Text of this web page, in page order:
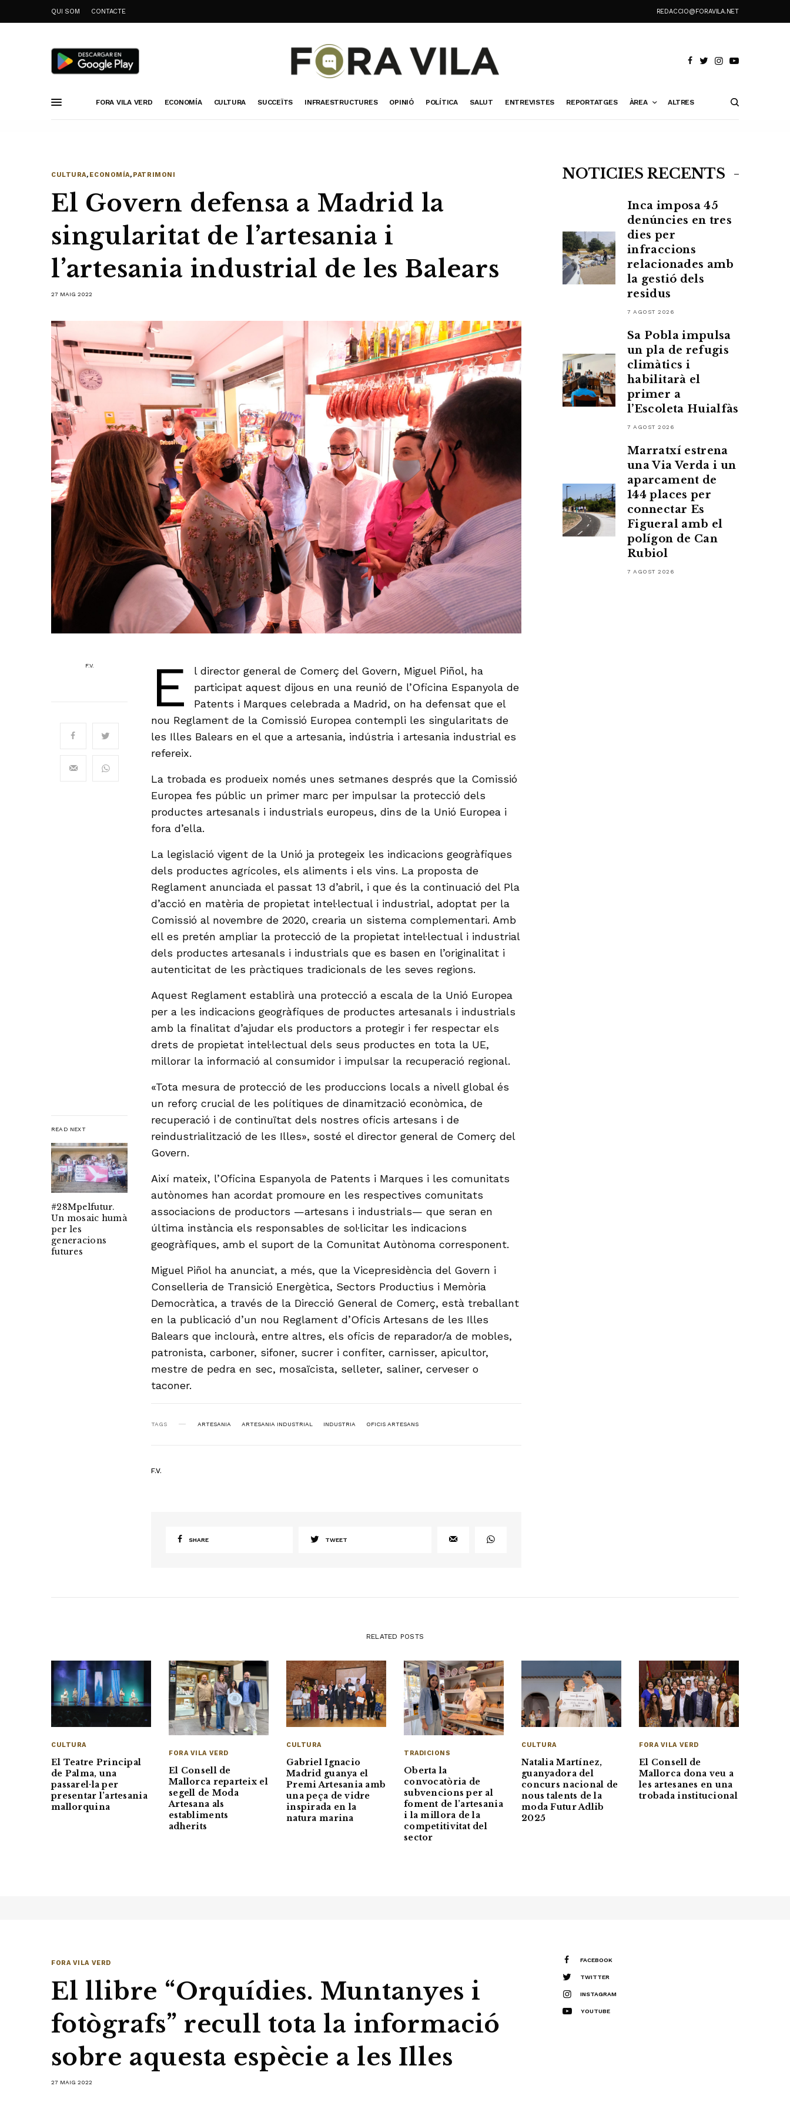
QUI SOM CONTACTE REDACCIO@FORAVILA.NET
FORA VILA VERD ECONOMÍA CULTURA SUCCEÏTS INFRAESTRUCTURES OPINIÓ POLÍTICA SALUT ENTREVISTES REPORTATGES ÀREA ALTRES
CULTURA, ECONOMÍA, PATRIMONI
El Govern defensa a Madrid la
singularitat de l’artesania i
l’artesania industrial de les Balears
27 MAIG 2022
F.V.
READ NEXT
#28Mpelfutur.
Un mosaic humà
per les
generacions
futures
E
l director general de Comerç del Govern, Miguel Piñol, ha
participat aquest dijous en una reunió de l’Oficina Espanyola de
Patents i Marques celebrada a Madrid, on ha defensat que el
nou Reglament de la Comissió Europea contempli les singularitats de
les Illes Balears en el que a artesania, indústria i artesania industrial es
refereix.
La trobada es produeix només unes setmanes després que la Comissió
Europea fes públic un primer marc per impulsar la protecció dels
productes artesanals i industrials europeus, dins de la Unió Europea i
fora d’ella.
La legislació vigent de la Unió ja protegeix les indicacions geogràfiques
dels productes agrícoles, els aliments i els vins. La proposta de
Reglament anunciada el passat 13 d’abril, i que és la continuació del Pla
d’acció en matèria de propietat intel·lectual i industrial, adoptat per la
Comissió al novembre de 2020, crearia un sistema complementari. Amb
ell es pretén ampliar la protecció de la propietat intel·lectual i industrial
dels productes artesanals i industrials que es basen en l’originalitat i
autenticitat de les pràctiques tradicionals de les seves regions.
Aquest Reglament establirà una protecció a escala de la Unió Europea
per a les indicacions geogràfiques de productes artesanals i industrials
amb la finalitat d’ajudar els productors a protegir i fer respectar els
drets de propietat intel·lectual dels seus productes en tota la UE,
millorar la informació al consumidor i impulsar la recuperació regional.
«Tota mesura de protecció de les produccions locals a nivell global és
un reforç crucial de les polítiques de dinamització econòmica, de
recuperació i de continuïtat dels nostres oficis artesans i de
reindustrialització de les Illes», sosté el director general de Comerç del
Govern.
Així mateix, l’Oficina Espanyola de Patents i Marques i les comunitats
autònomes han acordat promoure en les respectives comunitats
associacions de productors —artesans i industrials— que seran en
última instància els responsables de sol·licitar les indicacions
geogràfiques, amb el suport de la Comunitat Autònoma corresponent.
Miguel Piñol ha anunciat, a més, que la Vicepresidència del Govern i
Conselleria de Transició Energètica, Sectors Productius i Memòria
Democràtica, a través de la Direcció General de Comerç, està treballant
en la publicació d’un nou Reglament d’Oficis Artesans de les Illes
Balears que inclourà, entre altres, els oficis de reparador/a de mobles,
patronista, carboner, sifoner, sucrer i confiter, carnisser, apicultor,
mestre de pedra en sec, mosaïcista, selleter, saliner, cerveser o
taconer.
TAGS ARTESANIA ARTESANIA INDUSTRIAL INDUSTRIA OFICIS ARTESANS
F.V.
SHARE TWEET
NOTÍCIES RECENTS
Inca imposa 45
denúncies en tres
dies per
infraccions
relacionades amb
la gestió dels
residus
7 AGOST 2026
Sa Pobla impulsa
un pla de refugis
climàtics i
habilitarà el
primer a
l’Escoleta Huialfàs
7 AGOST 2026
Marratxí estrena
una Via Verda i un
aparcament de
144 places per
connectar Es
Figueral amb el
polígon de Can
Rubiol
7 AGOST 2026
RELATED POSTS
CULTURA
El Teatre Principal
de Palma, una
passarel·la per
presentar l’artesania
mallorquina
FORA VILA VERD
El Consell de
Mallorca reparteix el
segell de Moda
Artesana als
establiments
adherits
CULTURA
Gabriel Ignacio
Madrid guanya el
Premi Artesania amb
una peça de vidre
inspirada en la
natura marina
TRADICIONS
Oberta la
convocatòria de
subvencions per al
foment de l’artesania
i la millora de la
competitivitat del
sector
CULTURA
Natalia Martínez,
guanyadora del
concurs nacional de
nous talents de la
moda Futur Adlib
2025
FORA VILA VERD
El Consell de
Mallorca dona veu a
les artesanes en una
trobada institucional
FORA VILA VERD
El llibre “Orquídies. Muntanyes i
fotògrafs” recull tota la informació
sobre aquesta espècie a les Illes
27 MAIG 2022
FACEBOOK
TWITTER
INSTAGRAM
YOUTUBE